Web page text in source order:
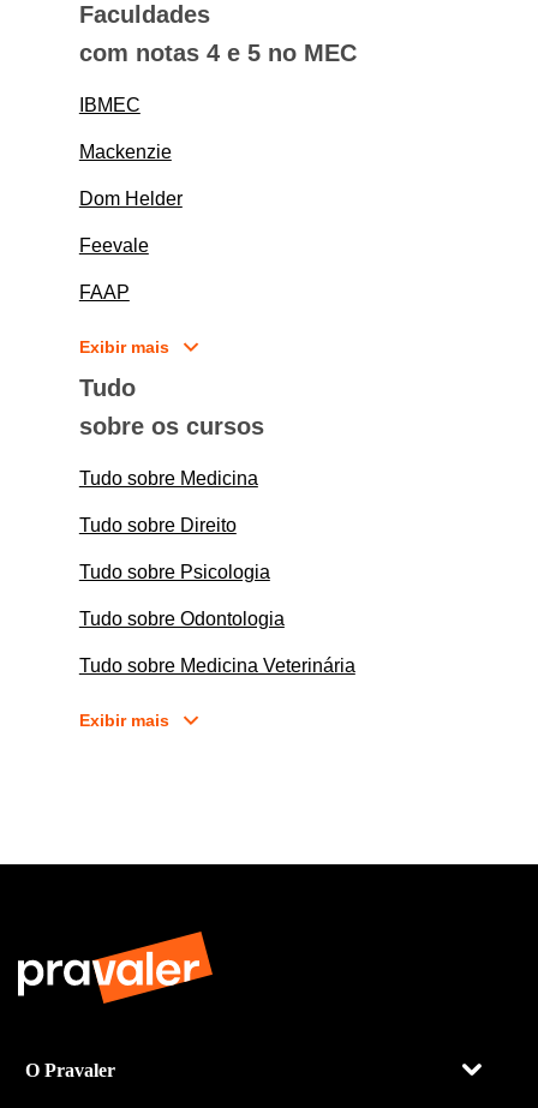
Faculdades
com notas 4 e 5 no MEC
IBMEC
Mackenzie
Dom Helder
Feevale
FAAP
Exibir mais
Tudo
sobre os cursos
Tudo sobre Medicina
Tudo sobre Direito
Tudo sobre Psicologia
Tudo sobre Odontologia
Tudo sobre Medicina Veterinária
Exibir mais
O Pravaler